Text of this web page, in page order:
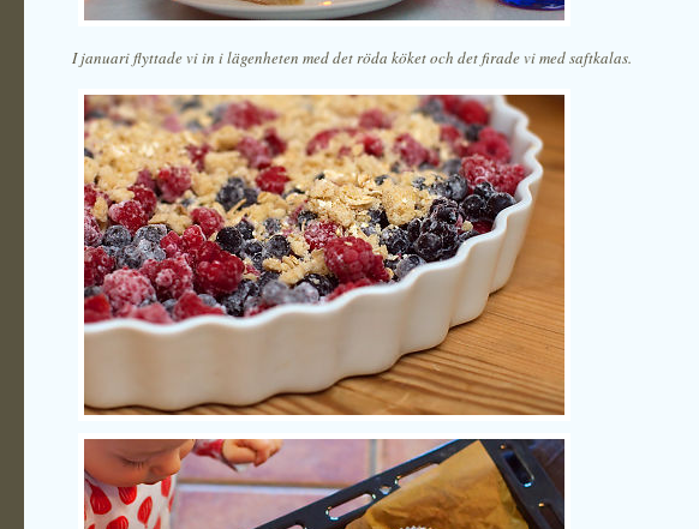
I januari flyttade vi in i lägenheten med det röda köket och det firade vi med saftkalas.